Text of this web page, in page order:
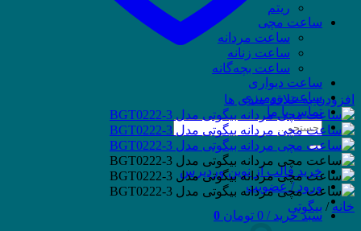
ریتم
ساعت مچی
ساعت مردانه
ساعت زنانه
ساعت بچه‌گانه
ساعت دیواری
ساعت رومیزی
تماس با ما
جستجو
برای:
خرید قالب از نوین وردپرس
ورود / عضویت
سبد خرید / 0 تومان 0
افزودن به علاقه مندی ها
خانه / بیگوتی